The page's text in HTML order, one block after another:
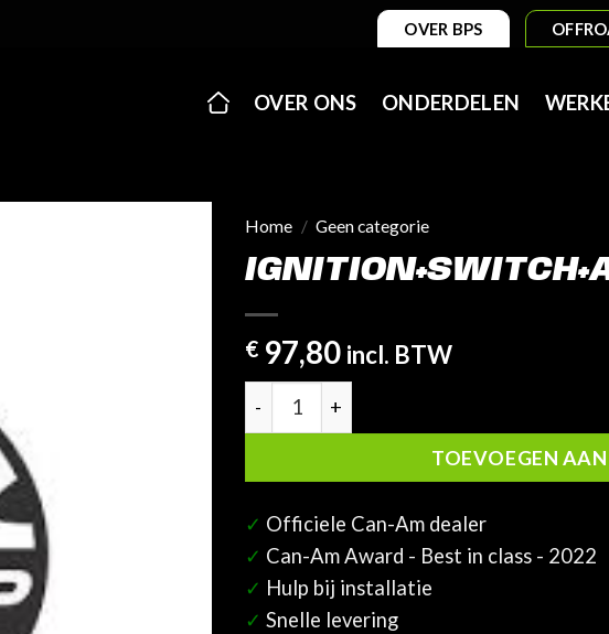
OVER BPS
OVER ONS ONDERDELEN
Home / Geen categorie
€ 97,80 incl. BTW
Ignition+Switch+And+Key+Set aantal
TOEVOEGEN
✓ Officiele Can-Am dealer
✓ Can-Am Award - Best in class - 2022
✓ Hulp bij installatie
✓ Snelle levering